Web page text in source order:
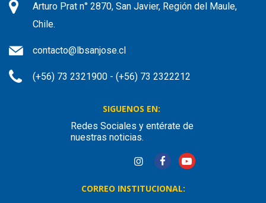
Arturo Prat n° 2870, San Javier, Región del Maule,
Chile.
contacto@lbsanjose.cl
(+56) 73 2321900 - (+56) 73 2322212
SIGUENOS EN:
Redes Sociales y entérate de
nuestras noticias.
CORREO INSTITUCIONAL: